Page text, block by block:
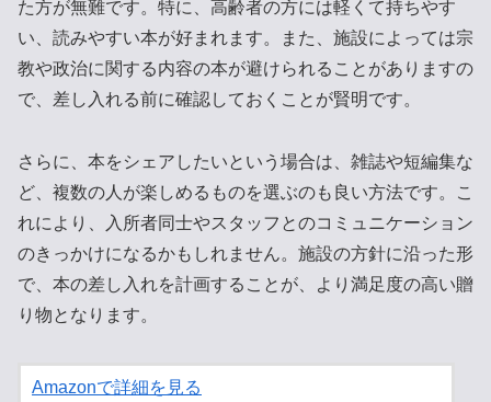
た方が無難です。特に、高齢者の方には軽くて持ちやす
い、読みやすい本が好まれます。また、施設によっては宗
教や政治に関する内容の本が避けられることがありますの
で、差し入れる前に確認しておくことが賢明です。
さらに、本をシェアしたいという場合は、雑誌や短編集な
ど、複数の人が楽しめるものを選ぶのも良い方法です。こ
れにより、入所者同士やスタッフとのコミュニケーション
のきっかけになるかもしれません。施設の方針に沿った形
で、本の差し入れを計画することが、より満足度の高い贈
り物となります。
Amazonで詳細を見る